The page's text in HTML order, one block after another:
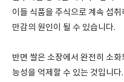
이들 식품을 주식으로 계속 섭
만감의 원인이 될 수 있습니다.
반면 쌀은 소장에서 완전히 소
능성을 억제할 수 있는 것입니다.